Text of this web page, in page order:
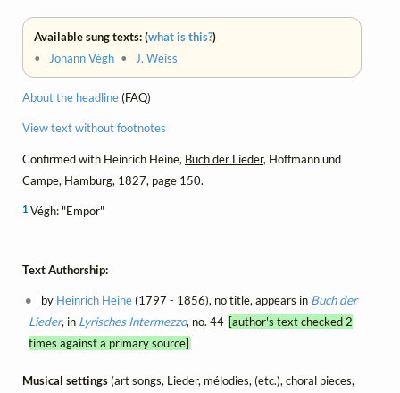
Available sung texts: (what is this?)
•
Johann Végh • J. Weiss
About the headline(FAQ)
View text without footnotes
Confirmed with Heinrich Heine, Buch der Lieder, Hoffmann und
Campe, Hamburg, 1827, page 150.
1 Végh: "Empor"
Text Authorship:
by Heinrich Heine(1797 - 1856), no title, appears in Buch der
Lieder, in Lyrisches Intermezzo, no. 44 [author's text checked 2
times against a primary source]
Musical settings(art songs, Lieder, mélodies, (etc.), choral pieces,